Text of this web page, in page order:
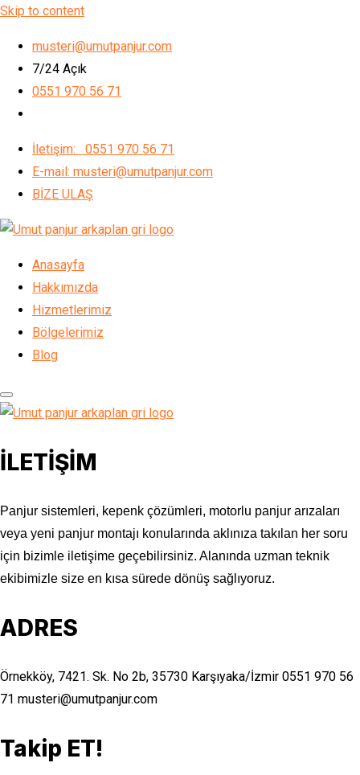
Skip to content
musteri@umutpanjur.com
7/24 Açık
0551 970 56 71
İletişim: 0551 970 56 71
E-mail: musteri@umutpanjur.com
BİZE ULAŞ
Anasayfa
Hakkımızda
Hizmetlerimiz
Bölgelerimiz
Blog
İLETİŞİM
Panjur sistemleri, kepenk çözümleri, motorlu panjur arızaları
veya yeni panjur montajı konularında aklınıza takılan her soru
için bizimle iletişime geçebilirsiniz. Alanında uzman teknik
ekibimizle size en kısa sürede dönüş sağlıyoruz.
ADRES
Örnekköy, 7421. Sk. No 2b, 35730 Karşıyaka/İzmir 0551 970 56
71 musteri@umutpanjur.com
Takip ET!